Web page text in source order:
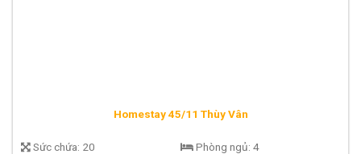
Homestay 45/11 Thùy Vân
Sức chứa: 20
Phòng ngủ: 4